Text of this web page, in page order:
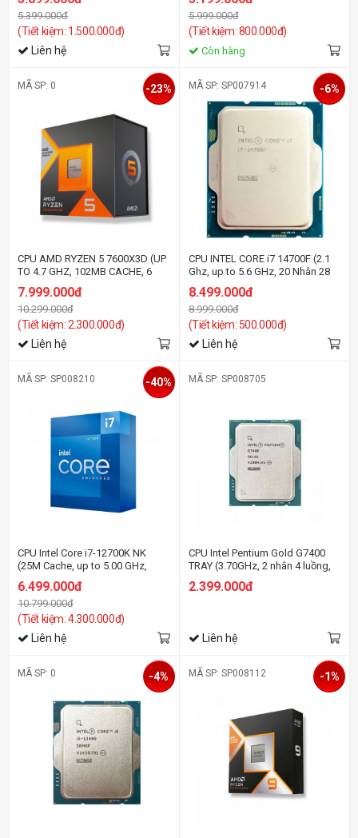
58W)- Socket Intel LGA 1700)
5.399.000đ
(Tiết kiệm: 1.500.000đ)
Liên hệ
1700, Alder Lake)
5.999.000đ
(Tiết kiệm: 800.000đ)
Còn hàng
MÃ SP: 0
CPU AMD RYZEN 5 7600X3D (UP
TO 4.7 GHZ, 102MB CACHE, 6
NHÂN 12 LUỒNG, AM5)
7.999.000đ
10.299.000đ
(Tiết kiệm: 2.300.000đ)
-23%
Liên hệ
MÃ SP: SP007914
CPU INTEL CORE i7 14700F (2.1
Ghz, up to 5.6 GHz, 20 Nhân 28
Luồng) TRAY
8.499.000đ
8.999.000đ
(Tiết kiệm: 500.000đ)
-6%
Liên hệ
MÃ SP: SP008210
CPU Intel Core i7-12700K NK
(25M Cache, up to 5.00 GHz,
6.499.000đ
10.799.000đ
(Tiết kiệm: 4.300.000đ)
-40%
Liên hệ
MÃ SP: SP008705
CPU Intel Pentium Gold G7400
TRAY (3.70GHz, 2 nhân 4 luồng,
LGA1700)
2.399.000đ
Liên hệ
MÃ SP: 0 -4% MÃ SP: SP008112 -1%